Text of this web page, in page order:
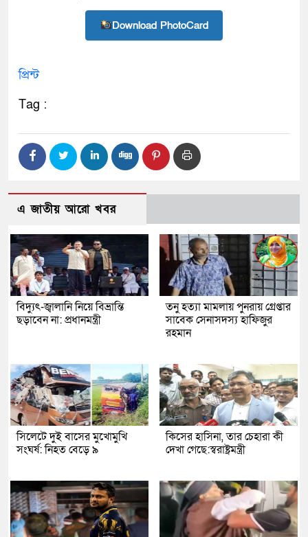
Download PhotoCard
প্রিন্ট
Tag :
এ জাতীয় আরো খবর
বিদ্যুৎ-জ্বালানি নিয়ে বিভ্রান্তি
ছড়াবেন না: প্রধানমন্ত্রী
তনু হত্যা মামলায় পুনরায় গ্রেপ্তার
সাবেক সেনাসদস্য হাফিজুর
রহমান
সিলেটে দুই বাসের মুখোমুখি
সংঘর্ষ: নিহত বেড়ে ৯
কিসের হাসিনা, তার চেহারা কী
দেখা গেছে:স্বরাষ্ট্রমন্ত্রী